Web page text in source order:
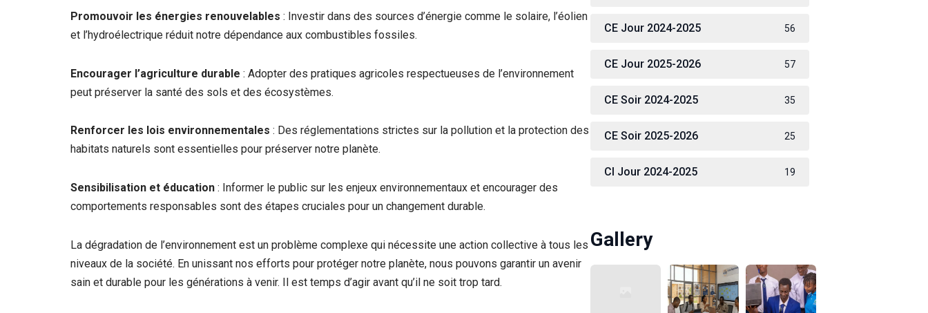
Promouvoir les énergies renouvelables : Investir dans des sources d’énergie comme le solaire, l’éolien
et l’hydroélectrique réduit notre dépendance aux combustibles fossiles.
Encourager l’agriculture durable : Adopter des pratiques agricoles respectueuses de l’environnement
peut préserver la santé des sols et des écosystèmes.
Renforcer les lois environnementales : Des réglementations strictes sur la pollution et la protection des
habitats naturels sont essentielles pour préserver notre planète.
Sensibilisation et éducation : Informer le public sur les enjeux environnementaux et encourager des
comportements responsables sont des étapes cruciales pour un changement durable.
La dégradation de l’environnement est un problème complexe qui nécessite une action collective à tous les
niveaux de la société. En unissant nos efforts pour protéger notre planète, nous pouvons garantir un avenir
sain et durable pour les générations à venir. Il est temps d’agir avant qu’il ne soit trop tard.
CE Jour 2024-2025 56
CE Jour 2025-2026 57
CE Soir 2024-2025 35
CE Soir 2025-2026 25
CI Jour 2024-2025 19
Gallery